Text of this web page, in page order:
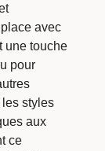
avec
une touche
pour
les styles
aux
ce